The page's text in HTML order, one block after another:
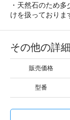
・天然石のため
けを扱っておりま
その他の詳
販売価格
型番